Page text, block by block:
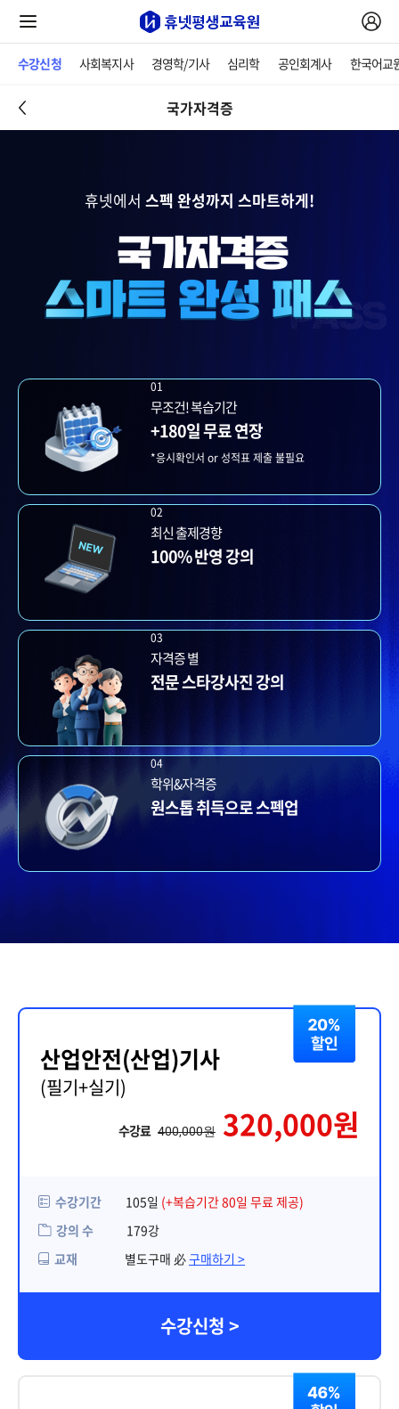
수강신청 사회복지사 경영학/기사 심리학 공인회계사 한국어교
국가자격증
휴넷에서 스펙 완성까지 스마트하게!
01
무조건! 복습기간
+180일 무료 연장
*응시확인서 or 성적표 제출 불필요
02
최신 출제경향
100% 반영 강의
03
자격증 별
전문 스타강사진 강의
04
학위&자격증
원스톱 취득으로 스펙업
산업안전(산업)기사
(필기+실기)
수강료 400,000원 320,000원
수강기간 105일 (+복습기간 80일 무료 제공)
강의 수
179강
교재
별도구매 必구매하기 >
수강신청 >